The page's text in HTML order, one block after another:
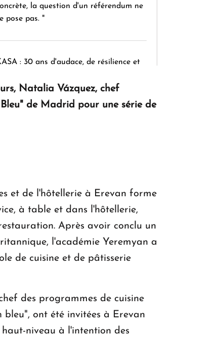
la question d'un référendum ne
pose pas. "
: 30 ans d'audace, de résilience et
Natalia Vázquez, chef
de Madrid pour une série de
et de l'hôtellerie à Erevan forme
à table et dans l'hôtellerie,
Après avoir conclu un
l'académie Yeremyan a
de cuisine et de pâtisserie
des programmes de cuisine
ont été invitées à Erevan
niveau à l'intention des